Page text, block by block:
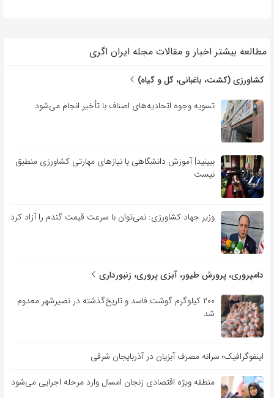
مطالعه بیشتر اخبار و مقالات مجله ایران اگری
کشاورزی (کشت، باغبانی، گل و گیاه)
تسویه وجوه اتحادیه‌های اصناف با تأخیر انجام می‌شود
ببینید| آموزش دانشگاهی با نیازهای مهارتی کشاورزی منطبق
نیست
وزیر جهاد کشاورزی: نمی‌توان با سرعت قیمت گندم را آزاد کرد
دامپروری، پرورش طیور، آبزی پروری، زنبورداری
۲۰۰ کیلوگرم گوشت فاسد و تاریخ‌گذشته در نصیرشهر معدوم
شد
اینفوگرافیک؛ سرانه مصرف آبزیان در آذربایجان شرقی
منطقه ویژه اقتصادی زنجان امسال وارد مرحله اجرایی می‌شود